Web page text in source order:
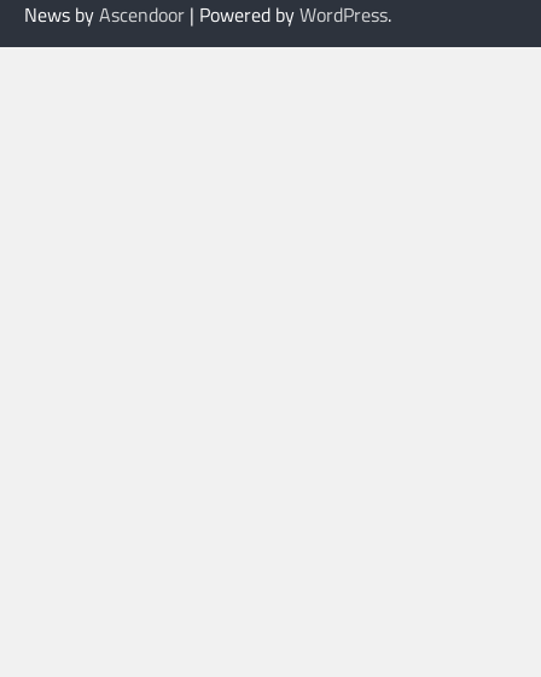
News byAscendoor | Powered byWordPress.